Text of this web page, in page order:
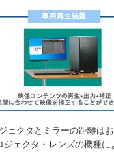
ェクタとミラーの距離は
ジェクタ・レンズの機種に